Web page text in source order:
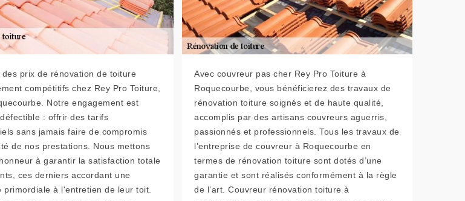
des prix de rénovation de toiture
compétitifs chez Rey Pro Toiture,
Notre engagement est
: offrir des tarifs
sans jamais faire de compromis
de nos prestations. Nous mettons
à garantir la satisfaction totale
ces derniers accordant une
primordiale à l'entretien de leur toit.
Avec couvreur pas cher Rey Pro Toiture à
Roquecourbe, vous bénéficierez des travaux de
rénovation toiture soignés et de haute qualité,
accomplis par des artisans couvreurs aguerris,
passionnés et professionnels. Tous les travaux de
l’entreprise de couvreur à Roquecourbe en
termes de rénovation toiture sont dotés d’une
garantie et sont réalisés conformément à la règle
de l’art. Couvreur rénovation toiture à